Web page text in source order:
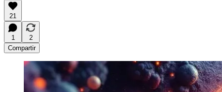
21
1
2
Compartir